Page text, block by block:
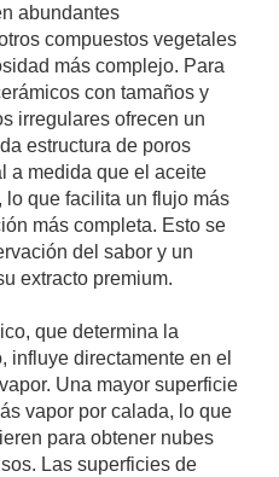
abundantes
compuestos vegetales
más complejo. Para
con tamaños y
irregulares ofrecen un
estructura de poros
a medida que el aceite
lo que facilita un flujo más
más completa. Esto se
del sabor y un
extracto premium.
que determina la
influye directamente en el
Una mayor superficie
vapor por calada, lo que
para obtener nubes
Las superficies de